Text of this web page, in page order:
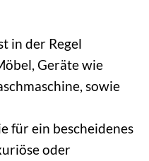
in der Regel
Geräte wie
sowie
für ein bescheidenes
oder